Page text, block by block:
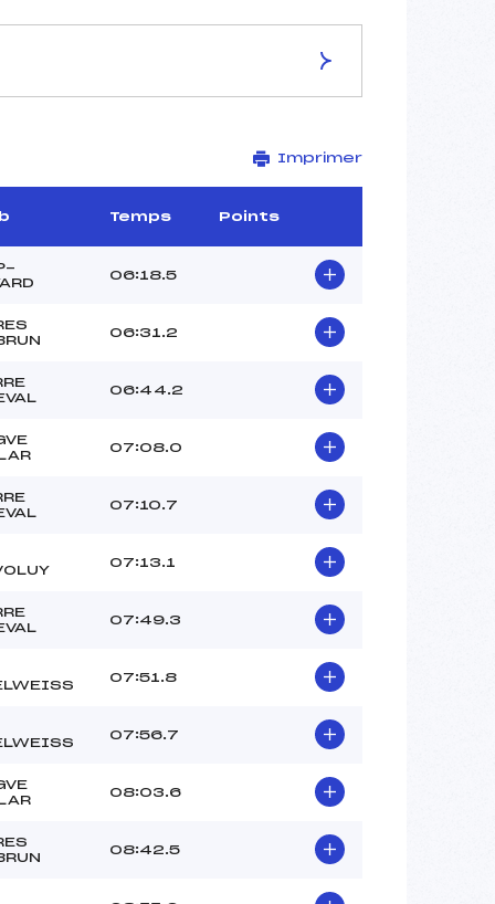
Site de Replis
1.5 km
Imprimer
Temps Points
06:18.5
06:31.2
06:44.2
07:08.0
07:10.7
07:13.1
07:49.3
07:51.8
07:56.7
08:03.6
08:42.5